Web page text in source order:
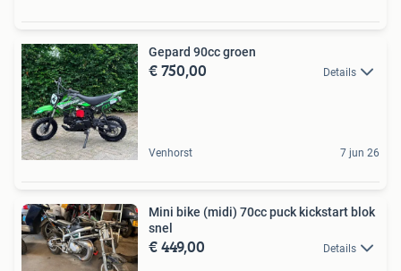
Gepard 90cc groen
€ 750,00 Details
Venhorst 7 jun 26
Mini bike (midi) 70cc puck kickstart blok
snel
€ 449,00 Details